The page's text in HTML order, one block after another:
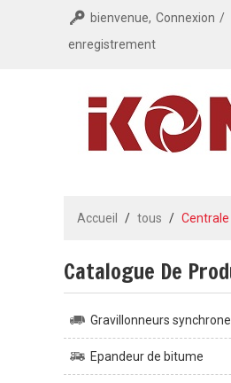
bienvenue, Connexion /
enregistrement
Accueil / tous /
Catalogue De
Gravillonneurs
Epandeur de bitume